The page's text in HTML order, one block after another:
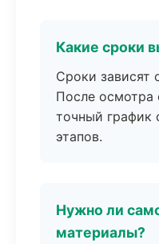
Какие сроки
Сроки зависят
После осмотра
точный график
этапов.
Нужно ли
материалы?